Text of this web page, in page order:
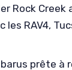
Rock Creek
les RAV4,
prête à